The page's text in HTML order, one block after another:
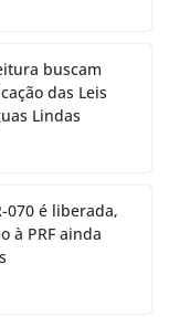
buscam
das Leis
Lindas
070 é liberada,
à PRF ainda